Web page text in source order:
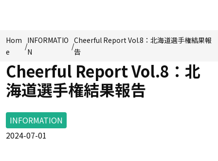
Hom
e
/
INFORMATIO
N
/
Cheerful Report Vol.8：北海道選手権結果報
告
Cheerful Report Vol.8：北
海道選手権結果報告
INFORMATION
2024-07-01